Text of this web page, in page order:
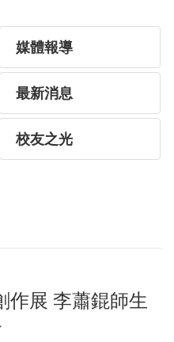
媒體報導
最新消息
校友之光
作展 李蕭錕師生